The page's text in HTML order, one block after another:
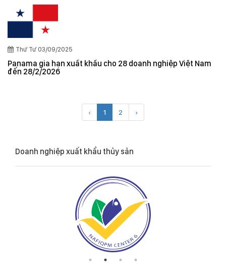
Thứ Tư 03/09/2025
Panama gia hạn xuất khẩu cho 28 doanh nghiệp Việt Nam
đến 28/2/2026
‹ 1 2 ›
Doanh nghiệp xuất khẩu thủy sản